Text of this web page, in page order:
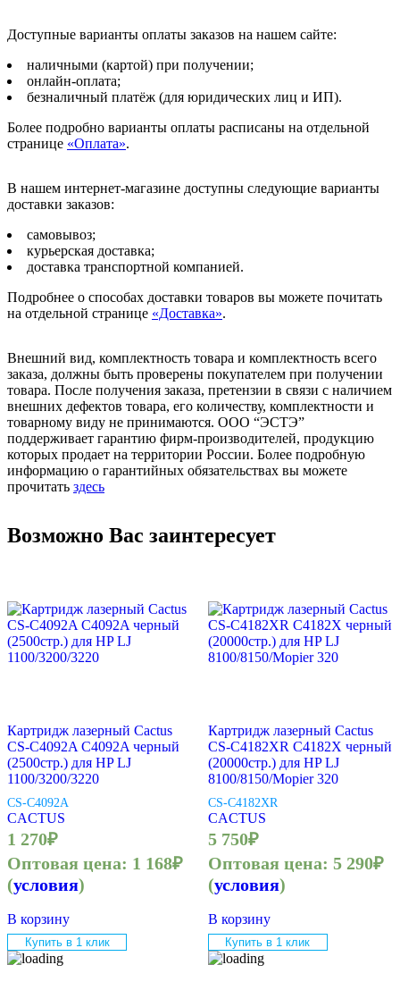
Доступные варианты оплаты заказов на нашем сайте:
наличными (картой) при получении;
онлайн-оплата;
безналичный платёж (для юридических лиц и ИП).
Более подробно варианты оплаты расписаны на отдельной
странице «Оплата».
В нашем интернет-магазине доступны следующие варианты
доставки заказов:
самовывоз;
курьерская доставка;
доставка транспортной компанией.
Подробнее о способах доставки товаров вы можете почитать
на отдельной странице «Доставка».
Внешний вид, комплектность товара и комплектность всего
заказа, должны быть проверены покупателем при получении
товара. После получения заказа, претензии в связи с наличием
внешних дефектов товара, его количеству, комплектности и
товарному виду не принимаются. ООО “ЭСТЭ”
поддерживает гарантию фирм-производителей, продукцию
которых продает на территории России. Более подробную
информацию о гарантийных обязательствах вы можете
прочитать здесь
Возможно Вас заинтересует
Картридж лазерный Cactus
CS-C4092A C4092A черный
(2500стр.) для HP LJ
1100/3200/3220
CS-C4092A
CACTUS
1 270₽
Оптовая цена: 1 168₽
(условия)
В корзину
Купить в 1 клик
Картридж лазерный Cactus
CS-C4182XR C4182X черный
(20000стр.) для HP LJ
8100/8150/Mopier 320
CS-C4182XR
CACTUS
5 750₽
Оптовая цена: 5 290₽
(условия)
В корзину
Купить в 1 клик